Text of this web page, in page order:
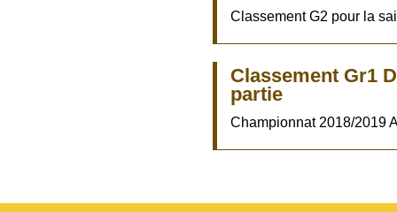
Classement G2 pour la
Classement Gr1
partie
Championnat 2018/2019